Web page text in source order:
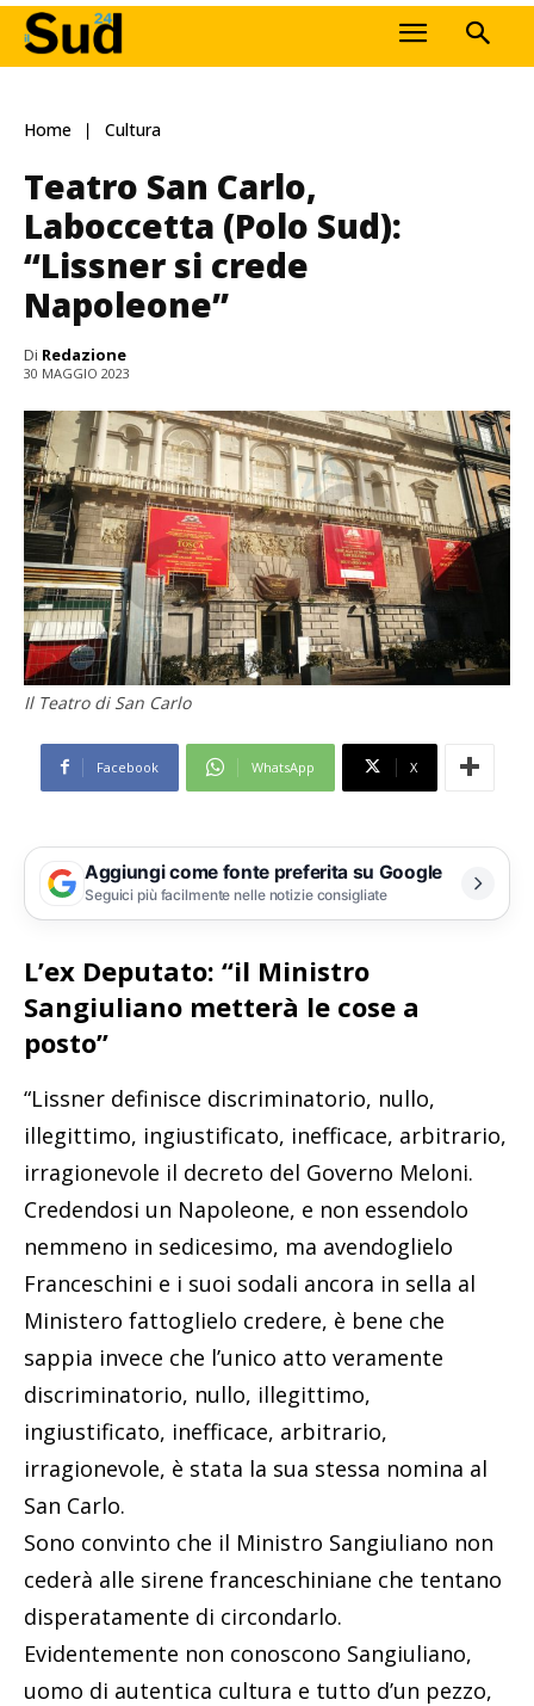
Home Cultura
Teatro San Carlo,
Laboccetta (Polo Sud):
“Lissner si crede
Napoleone”
Di Redazione
30 MAGGIO 2023
Il Teatro di San Carlo
Facebook WhatsApp X
Aggiungi come fonte preferita su Google
Seguici più facilmente nelle notizie consigliate
L’ex Deputato: “il Ministro
Sangiuliano metterà le cose a
posto”
“Lissner definisce discriminatorio, nullo,
illegittimo, ingiustificato, inefficace, arbitrario,
irragionevole il decreto del Governo Meloni.
Credendosi un Napoleone, e non essendolo
nemmeno in sedicesimo, ma avendoglielo
Franceschini e i suoi sodali ancora in sella al
Ministero fattoglielo credere, è bene che
sappia invece che l’unico atto veramente
discriminatorio, nullo, illegittimo,
ingiustificato, inefficace, arbitrario,
irragionevole, è stata la sua stessa nomina al
San Carlo.
Sono convinto che il Ministro Sangiuliano non
cederà alle sirene franceschiniane che tentano
disperatamente di circondarlo.
Evidentemente non conoscono Sangiuliano,
uomo di autentica cultura e tutto d’un pezzo,